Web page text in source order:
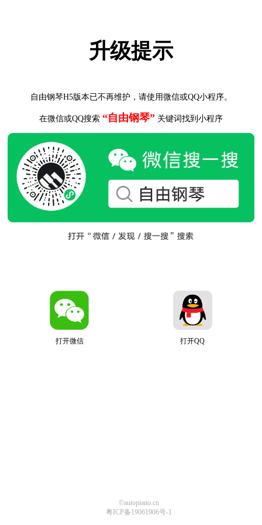
升级提示
自由钢琴H5版本已不再维护，请使用微信或QQ小程序。
在微信或QQ搜索 “自由钢琴” 关键词找到小程序
打开微信 打开QQ
©autopiano.cn
粤ICP备19061906号-1